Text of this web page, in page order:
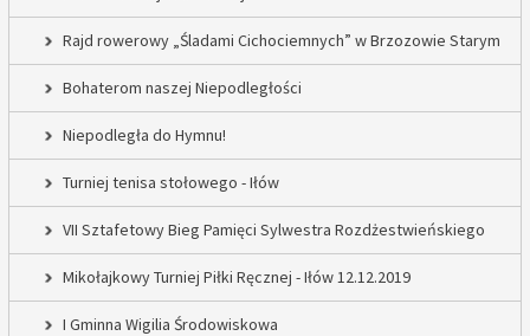
Rajd rowerowy „Śladami Cichociemnych” w Brzozowie Starym
Bohaterom naszej Niepodległości
Niepodległa do Hymnu!
Turniej tenisa stołowego - Iłów
VII Sztafetowy Bieg Pamięci Sylwestra Rozdżestwieńskiego
Mikołajkowy Turniej Piłki Ręcznej - Iłów 12.12.2019
I Gminna Wigilia Środowiskowa